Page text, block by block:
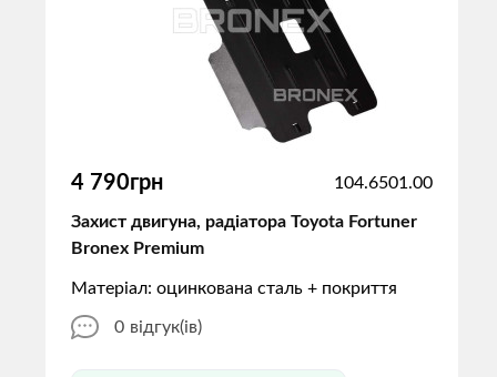
4 790грн 104.6501.00
Захист двигуна, радіатора Toyota Fortuner
Bronex Premium
Матеріал: оцинкована сталь + покриття
0 відгук(ів)